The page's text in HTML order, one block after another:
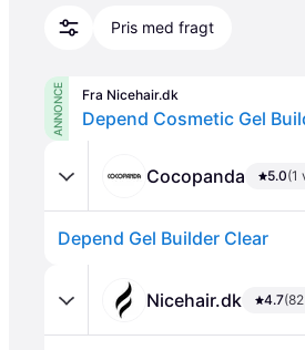
Pris med fragt
ANNONCE Fra Nicehair.dk
Depend Cosmetic Gel
Cocopanda 5.0(1
Depend Gel Builder Clear
Nicehair.dk 4.7